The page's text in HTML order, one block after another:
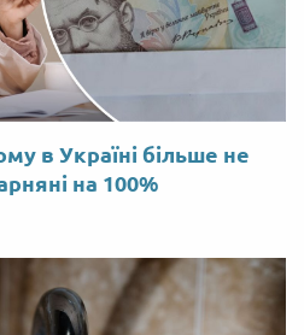
в Україні більше не
на 100%